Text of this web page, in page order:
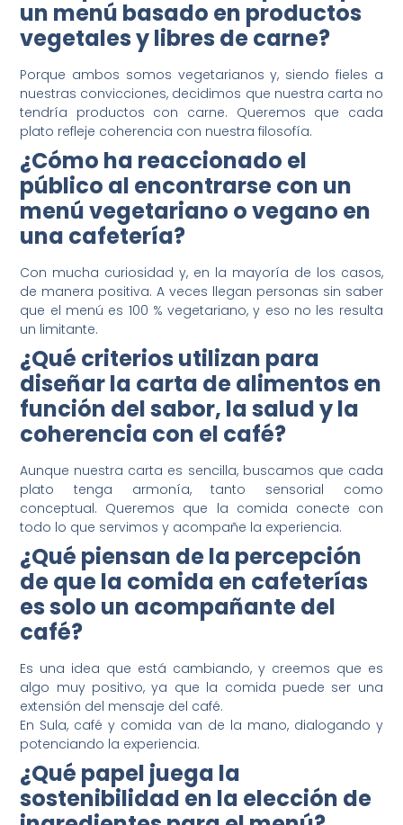
un menú basado en productos
vegetales y libres de carne?
Porque ambos somos vegetarianos y, siendo fieles a
nuestras convicciones, decidimos que nuestra carta no
tendría productos con carne. Queremos que cada
plato refleje coherencia con nuestra filosofía.
¿Cómo ha reaccionado el
público al encontrarse con un
menú vegetariano o vegano en
una cafetería?
Con mucha curiosidad y, en la mayoría de los casos,
de manera positiva. A veces llegan personas sin saber
que el menú es 100 % vegetariano, y eso no les resulta
un limitante.
¿Qué criterios utilizan para
diseñar la carta de alimentos en
función del sabor, la salud y la
coherencia con el café?
Aunque nuestra carta es sencilla, buscamos que cada
plato tenga armonía, tanto sensorial como
conceptual. Queremos que la comida conecte con
todo lo que servimos y acompañe la experiencia.
¿Qué piensan de la percepción
de que la comida en cafeterías
es solo un acompañante del
café?
Es una idea que está cambiando, y creemos que es
algo muy positivo, ya que la comida puede ser una
extensión del mensaje del café.
En Sula, café y comida van de la mano, dialogando y
potenciando la experiencia.
¿Qué papel juega la
sostenibilidad en la elección de